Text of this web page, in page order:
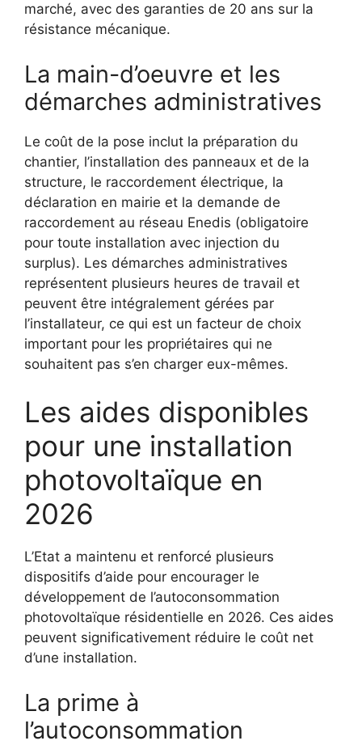
marché, avec des garanties de 20 ans sur la
résistance mécanique.
La main-d’oeuvre et les
démarches administratives
Le coût de la pose inclut la préparation du
chantier, l’installation des panneaux et de la
structure, le raccordement électrique, la
déclaration en mairie et la demande de
raccordement au réseau Enedis (obligatoire
pour toute installation avec injection du
surplus). Les démarches administratives
représentent plusieurs heures de travail et
peuvent être intégralement gérées par
l’installateur, ce qui est un facteur de choix
important pour les propriétaires qui ne
souhaitent pas s’en charger eux-mêmes.
Les aides disponibles
pour une installation
photovoltaïque en
2026
L’Etat a maintenu et renforcé plusieurs
dispositifs d’aide pour encourager le
développement de l’autoconsommation
photovoltaïque résidentielle en 2026. Ces aides
peuvent significativement réduire le coût net
d’une installation.
La prime à
l’autoconsommation